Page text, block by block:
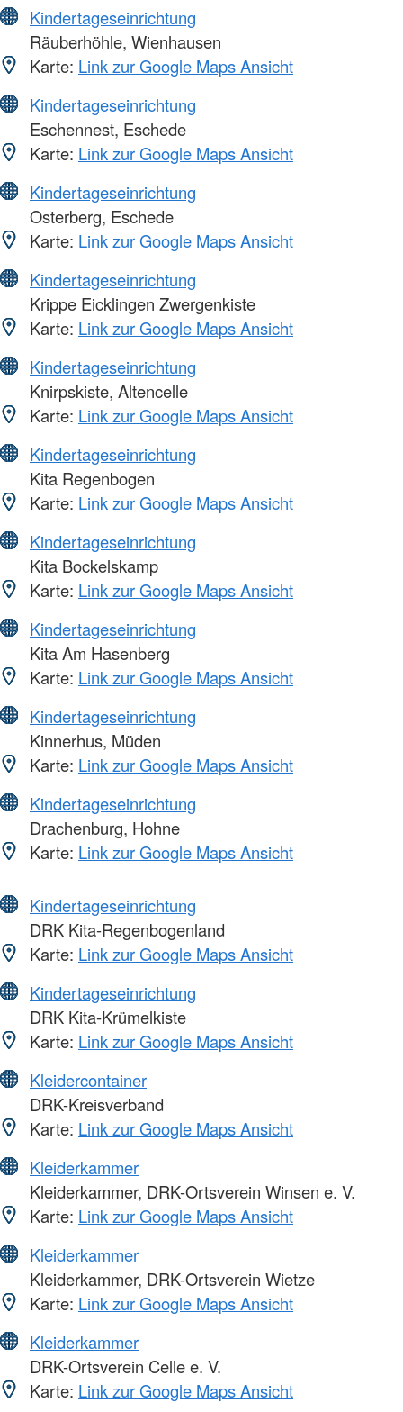
Kindertageseinrichtung
Räuberhöhle, Wienhausen
Karte: Link zur Google Maps Ansicht
Kindertageseinrichtung
Eschennest, Eschede
Karte: Link zur Google Maps Ansicht
Kindertageseinrichtung
Osterberg, Eschede
Karte: Link zur Google Maps Ansicht
Kindertageseinrichtung
Krippe Eicklingen Zwergenkiste
Karte: Link zur Google Maps Ansicht
Kindertageseinrichtung
Knirpskiste, Altencelle
Karte: Link zur Google Maps Ansicht
Kindertageseinrichtung
Kita Regenbogen
Karte: Link zur Google Maps Ansicht
Kindertageseinrichtung
Kita Bockelskamp
Karte: Link zur Google Maps Ansicht
Kindertageseinrichtung
Kita Am Hasenberg
Karte: Link zur Google Maps Ansicht
Kindertageseinrichtung
Kinnerhus, Müden
Karte: Link zur Google Maps Ansicht
Kindertageseinrichtung
Drachenburg, Hohne
Karte: Link zur Google Maps Ansicht
Kindertageseinrichtung
DRK Kita-Regenbogenland
Karte: Link zur Google Maps Ansicht
Kindertageseinrichtung
DRK Kita-Krümelkiste
Karte: Link zur Google Maps Ansicht
Kleidercontainer
DRK-Kreisverband
Karte: Link zur Google Maps Ansicht
Kleiderkammer
Kleiderkammer, DRK-Ortsverein Winsen e. V.
Karte: Link zur Google Maps Ansicht
Kleiderkammer
Kleiderkammer, DRK-Ortsverein Wietze
Karte: Link zur Google Maps Ansicht
Kleiderkammer
DRK-Ortsverein Celle e. V.
Karte: Link zur Google Maps Ansicht